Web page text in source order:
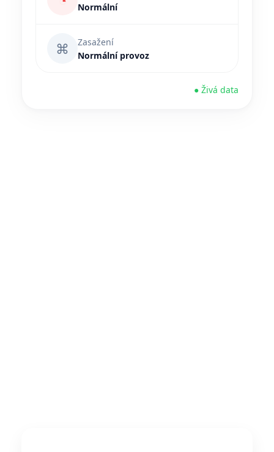
Normální
⌘
Zasažení
Normální provoz
● Živá data